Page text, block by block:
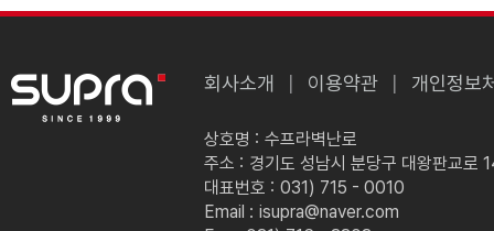
회사소개 이용약관 개인정보
상호명 : 수프라벽난로
주소 : 경기도 성남시 분당구 대왕판교로
대표번호 : 031) 715 - 0010
Email : isupra@naver.com